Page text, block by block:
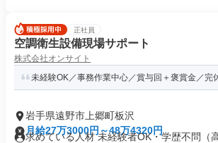
正社員
空調衛生設備現場サポート
株式会社オンサイト
未経験OK／事務作業中心／賞与回＋褒賞金／完
岩手県遠野市上郷町板沢
月給27万3000円～48万4320円
求めている人材 未経験者OK・学歴不問（